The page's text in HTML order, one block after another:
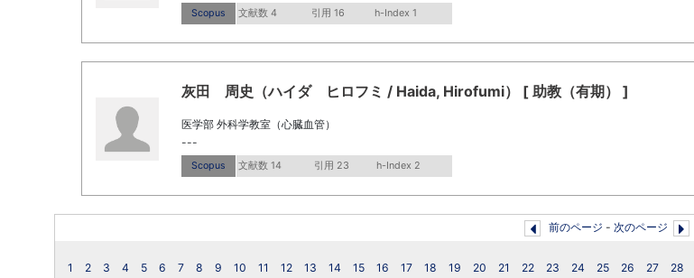
Scopus 文献数 4 引用 16 h-Index 1
灰田 周史（ハイダ ヒロフミ / Haida, Hirofumi） [ 助教（有期） ]
医学部 外科学教室（心臓血管）
---
Scopus 文献数 14 引用 23 h-Index 2
前のページ - 次のページ
1 2 3 4 5 6 7 8 9 10 11 12 13 14 15 16 17 18 19 20 21 22 23 24 25 26 27 28